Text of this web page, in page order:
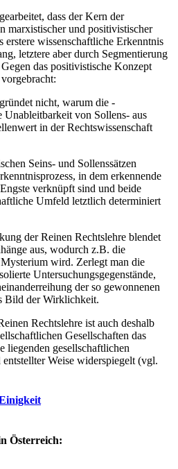
dass der Kern der
marxistischer und positivistischer
erstere wissenschaftliche Erkenntnis
letztere aber durch Segmentierung
das positivistische Konzept
nicht, warum die -
Unableitbarkeit von Sollens- aus
in der Rechtswissenschaft
Seins- und Sollenssätzen
in dem erkennende
verknüpft sind und beide
Umfeld letztlich determiniert
der Reinen Rechtslehre blendet
aus, wodurch z.B. die
wird. Zerlegt man die
Untersuchungsgegenstände,
der so gewonnenen
Bild der Wirklichkeit.
Rechtslehre ist auch deshalb
Gesellschaften das
liegenden gesellschaftlichen
Weise widerspiegelt (vgl.
Österreich: